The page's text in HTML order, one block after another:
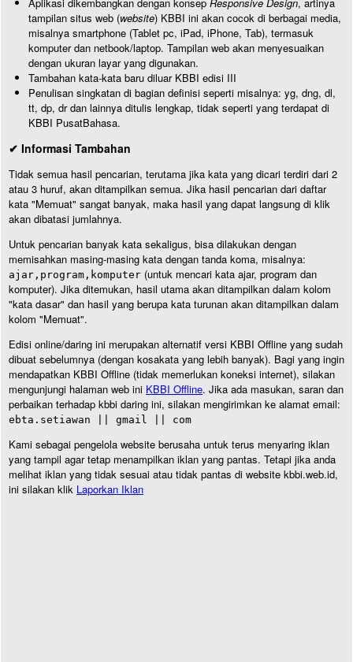
tampilan situs web (website) KBBI ini akan cocok di berbagai media,
misalnya smartphone (Tablet pc, iPad, iPhone, Tab), termasuk
komputer dan netbook/laptop. Tampilan web akan menyesuaikan
dengan ukuran layar yang digunakan.
Tambahan kata-kata baru diluar KBBI edisi III
Penulisan singkatan di bagian definisi seperti misalnya: yg, dng, dl,
tt, dp, dr dan lainnya ditulis lengkap, tidak seperti yang terdapat di
KBBI PusatBahasa.
✔ Informasi Tambahan
Tidak semua hasil pencarian, terutama jika kata yang dicari terdiri dari 2
atau 3 huruf, akan ditampilkan semua. Jika hasil pencarian dari daftar
kata "Memuat" sangat banyak, maka hasil yang dapat langsung di klik
akan dibatasi jumlahnya.
Untuk pencarian banyak kata sekaligus, bisa dilakukan dengan
memisahkan masing-masing kata dengan tanda koma, misalnya:
ajar,program,komputer (untuk mencari kata ajar, program dan
komputer). Jika ditemukan, hasil utama akan ditampilkan dalam kolom
"kata dasar" dan hasil yang berupa kata turunan akan ditampilkan dalam
kolom "Memuat".
Edisi online/daring ini merupakan alternatif versi KBBI Offline yang sudah
dibuat sebelumnya (dengan kosakata yang lebih banyak). Bagi yang ingin
mendapatkan KBBI Offline (tidak memerlukan koneksi internet), silakan
mengunjungi halaman web ini KBBI Offline. Jika ada masukan, saran dan
perbaikan terhadap kbbi daring ini, silakan mengirimkan ke alamat email:
ebta.setiawan || gmail || com
Kami sebagai pengelola website berusaha untuk terus menyaring iklan
yang tampil agar tetap menampilkan iklan yang pantas. Tetapi jika anda
melihat iklan yang tidak sesuai atau tidak pantas di website kbbi.web.id,
ini silakan klik Laporkan Iklan